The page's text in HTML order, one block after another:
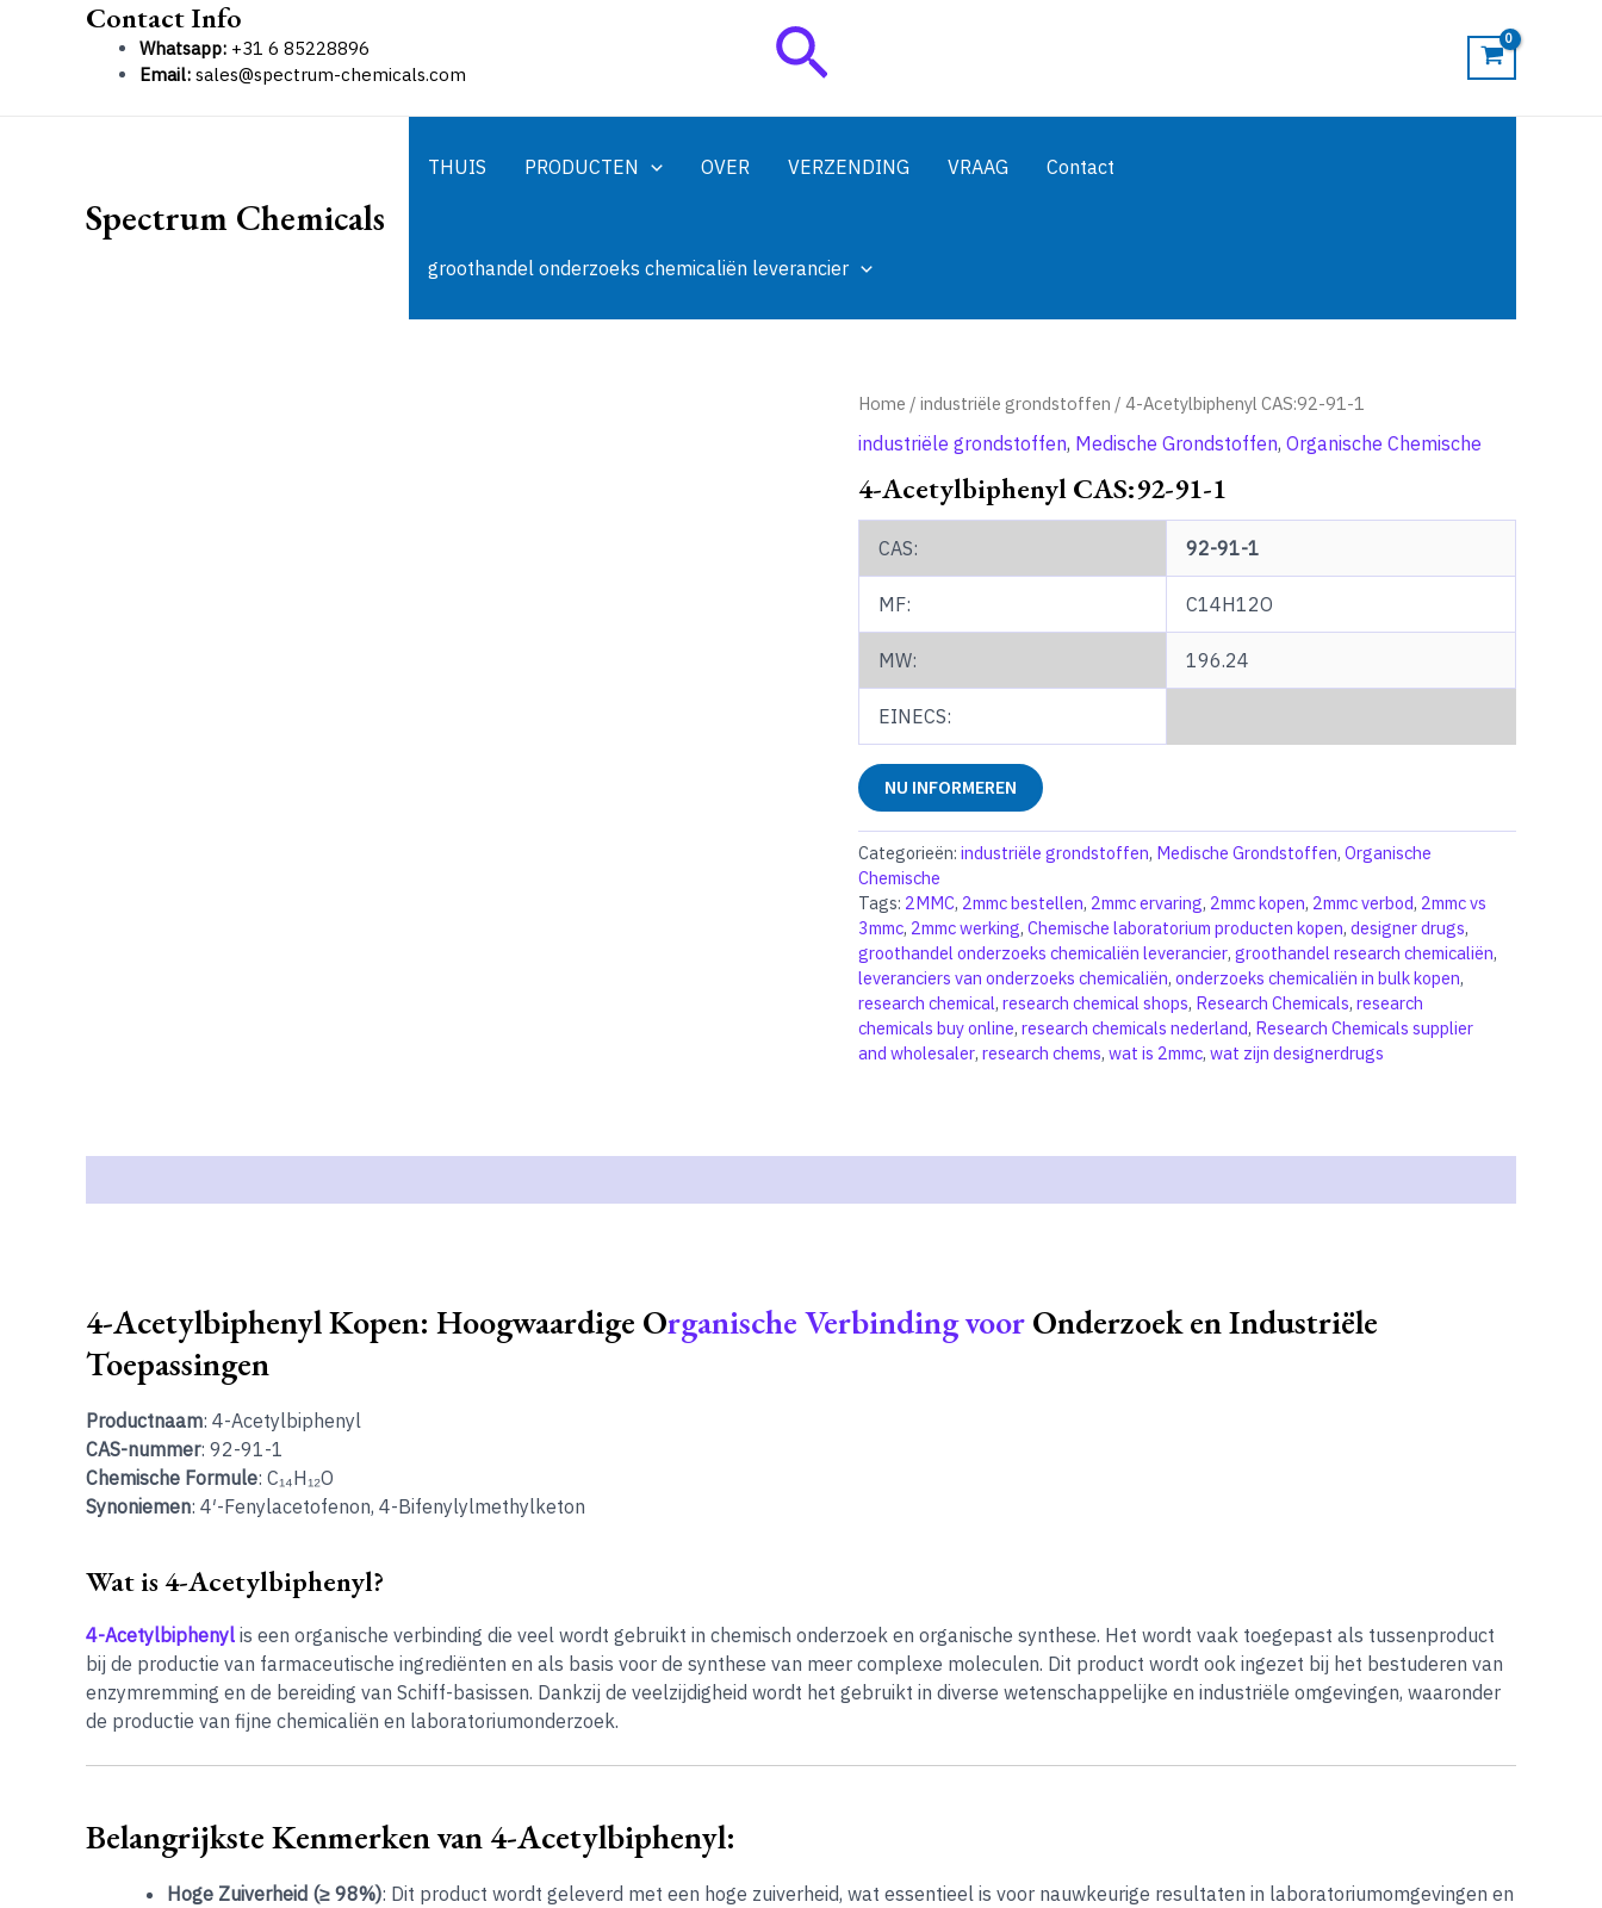
Contact Info
Whatsapp: +31 6 85228896
Email: sales@spectrum-chemicals.com Zoeken
Spectrum Chemicals
THUIS PRODUCTEN OVER VERZENDING VRAAG Contact
groothandel onderzoeks chemicaliën leverancier
Home / industriële grondstoffen / 4-Acetylbiphenyl CAS:92-91-1
industriële grondstoffen, Medische Grondstoffen, Organische Chemische
4-Acetylbiphenyl CAS:92-91-1
CAS: 92-91-1
MF: C14H12O
MW: 196.24
EINECS:
NU INFORMEREN
Categorieën: industriële grondstoffen, Medische Grondstoffen, Organische
Chemische
Tags: 2MMC, 2mmc bestellen, 2mmc ervaring, 2mmc kopen, 2mmc verbod, 2mmc vs
3mmc, 2mmc werking, Chemische laboratorium producten kopen, designer drugs,
groothandel onderzoeks chemicaliën leverancier, groothandel research chemicaliën,
leveranciers van onderzoeks chemicaliën, onderzoeks chemicaliën in bulk kopen,
research chemical, research chemical shops, Research Chemicals, research
chemicals buy online, research chemicals nederland, Research Chemicals supplier
and wholesaler, research chems, wat is 2mmc, wat zijn designerdrugs
4-Acetylbiphenyl Kopen: Hoogwaardige Organische Verbinding voorOnderzoek en Industriële
Toepassingen
Productnaam: 4-Acetylbiphenyl
CAS-nummer: 92-91-1
Chemische Formule: C₁₄H₁₂O
Synoniemen: 4′-Fenylacetofenon, 4-Bifenylylmethylketon
Wat is 4-Acetylbiphenyl?
4-Acetylbiphenyl is een organische verbinding die veel wordt gebruikt in chemisch onderzoek en organische synthese. Het wordt vaak toegepast als tussenproduct
bij de productie van farmaceutische ingrediënten en als basis voor de synthese van meer complexe moleculen. Dit product wordt ook ingezet bij het bestuderen van
enzymremming en de bereiding van Schiff-basissen. Dankzij de veelzijdigheid wordt het gebruikt in diverse wetenschappelijke en industriële omgevingen, waaronder
de productie van fijne chemicaliën en laboratoriumonderzoek.
Belangrijkste Kenmerken van 4-Acetylbiphenyl:
Hoge Zuiverheid (≥ 98%): Dit product wordt geleverd met een hoge zuiverheid, wat essentieel is voor nauwkeurige resultaten in laboratoriumomgevingen en